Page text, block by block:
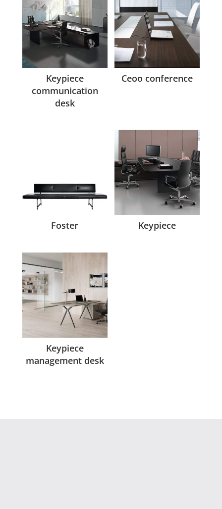
Keypiece
communication
desk
Ceoo conference
Foster Keypiece
Keypiece
management desk